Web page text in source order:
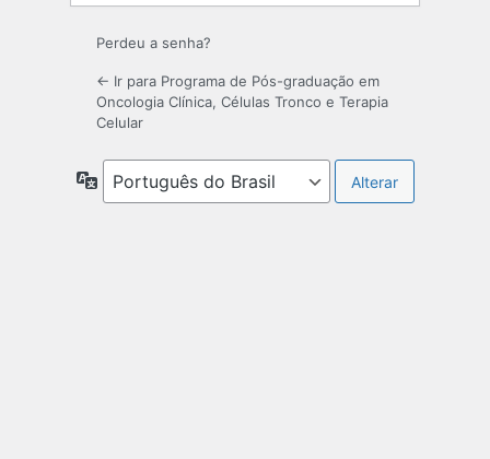
Perdeu a senha?
← Ir para Programa de Pós-graduação em
Oncologia Clínica, Células Tronco e Terapia
Celular
Idioma